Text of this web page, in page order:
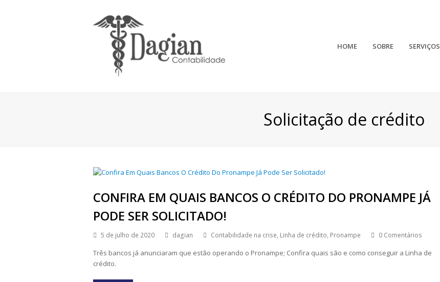
HOME SOBRE SERVIÇOS
Solicitação de crédito
CONFIRA EM QUAIS BANCOS O CRÉDITO DO PRONAMPE JÁ
PODE SER SOLICITADO!
5 de julho de 2020 dagian Contabilidade na crise, Linha de crédito, Pronampe 0 Comentários
Três bancos já anunciaram que estão operando o Pronampe; Confira quais são e como conseguir a Linha de
crédito.